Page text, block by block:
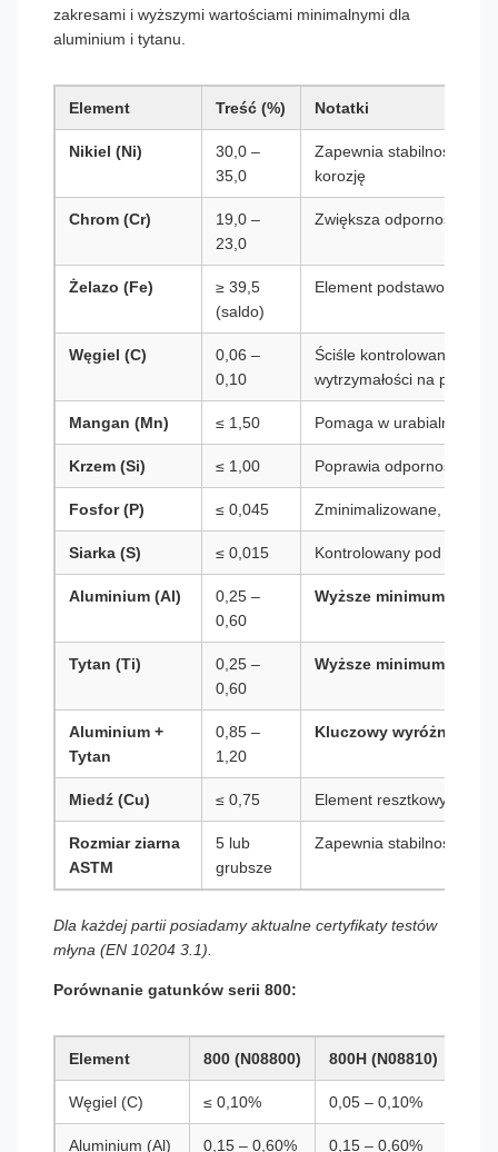
zakresami i wyższymi wartościami minimalnymi dla
aluminium i tytanu.
Element Treść (%) Notatki
Nikiel (Ni)
30,0 –
35,0
Zapewnia stabilność
korozję
Chrom (Cr)
19,0 –
23,0
Zwiększa odporność na
Żelazo (Fe)
≥ 39,5
(saldo)
Element podstawowy,
Węgiel (C)
0,06 –
0,10
Ściśle kontrolowany
wytrzymałości na pełzanie
Mangan (Mn) ≤ 1,50 Pomaga w urabialności
Krzem (Si) ≤ 1,00 Poprawia odporność na
Fosfor (P) ≤ 0,045 Zminimalizowane, aby
Siarka (S) ≤ 0,015 Kontrolowany pod kątem
Aluminium (Al)
0,25 –
0,60
Wyższe minimum
Tytan (Ti)
0,25 –
0,60
Wyższe minimum
Aluminium +
Tytan
0,85 –
1,20
Kluczowy wyróżnik
Miedź (Cu) ≤ 0,75 Element resztkowy
Rozmiar ziarna
ASTM
5 lub
grubsze
Zapewnia stabilność w
Dla każdej partii posiadamy aktualne certyfikaty testów
młyna (EN 10204 3.1).
Porównanie gatunków serii 800:
Element 800 (N08800) 800H (N08810)
Węgiel (C) ≤ 0,10% 0,05 – 0,10%
Aluminium (Al) 0,15 – 0,60% 0,15 – 0,60%